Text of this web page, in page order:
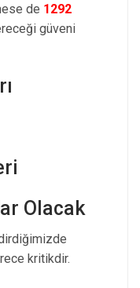
de 1292
güveni
Olacak
kritikdir.